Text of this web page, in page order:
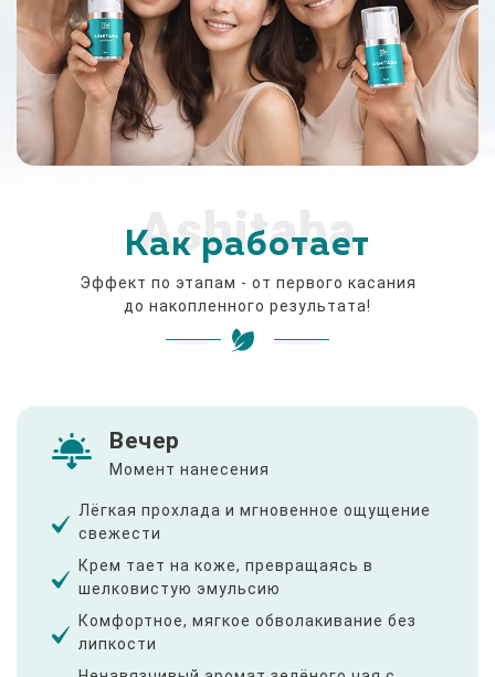
Как работает
Ashitaba
Эффект по этапам - от первого касания
до накопленного результата!
Вечер
Момент нанесения
Лёгкая прохлада и мгновенное ощущение
свежести
Крем тает на коже, превращаясь в
шелковистую эмульсию
Комфортное, мягкое обволакивание без
липкости